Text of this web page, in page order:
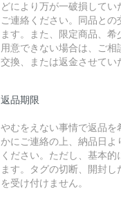
どにより万が一破損して
ご連絡ください。同品との
ます。また、限定商品、
用意できない場合は、ご
交換、または返金させてい
返品期限
やむをえない事情で返品を
かにご連絡の上、納品日よ
ください。ただし、基本的
ます。タグの切断、開封
を受け付けません。